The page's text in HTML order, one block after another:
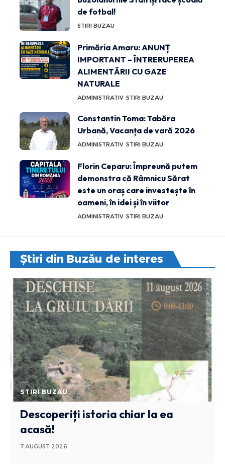
de fotbal!
STIRI BUZAU
Primăria Amaru: ANUNȚ
IMPORTANT – ÎNTRERUPEREA
ALIMENTĂRII CU GAZE
NATURALE
ADMINISTRATIV STIRI BUZAU
Constantin Toma: Tabăra
Urbană, Vacanța de vară 2026
ADMINISTRATIV STIRI BUZAU
Florin Ceparu: Împreună putem
demonstra că Râmnicu Sărat
este un oraș care investește în
oameni, în idei și în viitor
ADMINISTRATIV STIRI BUZAU
Știri din Buzău de interes
STIRI BUZAU
Descoperiți istoria chiar la ea
acasă!
7 AUGUST 2026